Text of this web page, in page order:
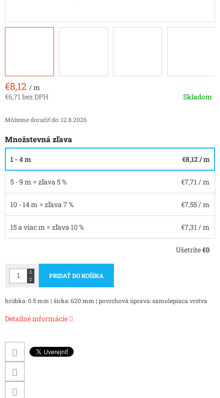
€8,12 / m
€6,71 bez DPH
cena:
Skladom
Môžeme doručiť do:12.8.2026
Množstevná zľava
1 - 4 m €8,12/ m
5 - 9 m = zľava 5 % €7,71/ m
10 - 14 m = zľava 7 % €7,55/ m
15 a viac m = zľava 10 % €7,31/ m
Ušetríte€0
PRIDAŤ DO KOŠÍKA
hrúbka: 0.5 mm | šírka: 620 mm | povrchová úprava: samolepiaca vrstva
Detailné informácie